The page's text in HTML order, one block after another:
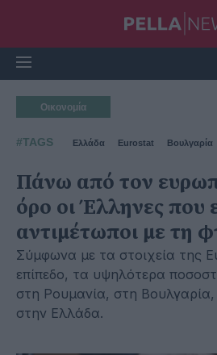
Οικονομία
#TAGS Ελλάδα Eurostat Βουλγαρία
Πάνω από τον
όρο οι Έλληνες που
αντιμέτωποι με τη
Σύμφωνα με τα στοιχεία της
επίπεδο, τα υψηλότερα
στη Ρουμανία, στη Βουλγαρία,
στην Ελλάδα.